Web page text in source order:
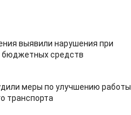
выявили нарушения при
бюджетных средств
меры по улучшению работы
транспорта